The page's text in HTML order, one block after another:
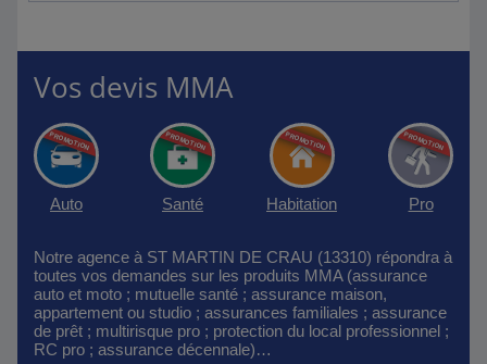
Vos devis MMA
Auto Santé Habitation Pro
Notre agence à ST MARTIN DE CRAU (13310) répondra à
toutes vos demandes sur les produits MMA (assurance
auto et moto ; mutuelle santé ; assurance maison,
appartement ou studio ; assurances familiales ; assurance
de prêt ; multirisque pro ; protection du local professionnel ;
RC pro ; assurance décennale)…